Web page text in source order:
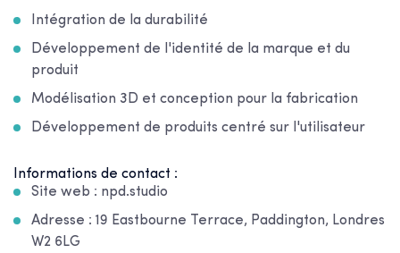
Intégration de la durabilité
Développement de l'identité de la marque et du
produit
Modélisation 3D et conception pour la fabrication
Développement de produits centré sur l'utilisateur
Informations de contact :
Site web : npd.studio
Adresse : 19 Eastbourne Terrace, Paddington, Londres
W2 6LG